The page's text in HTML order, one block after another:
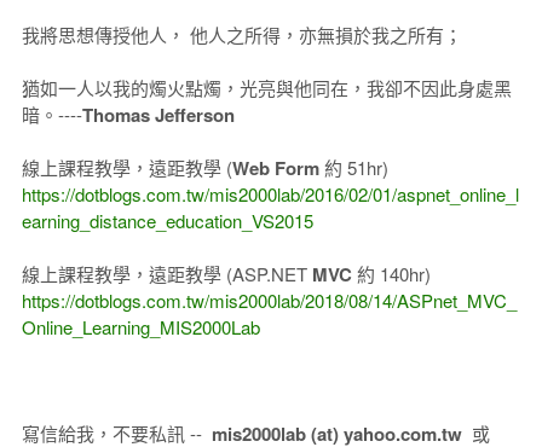
我將思想傳授他人， 他人之所得，亦無損於我之所有；
猶如一人以我的燭火點燭，光亮與他同在，我卻不因此身處黑
暗。----Thomas Jefferson
線上課程教學，遠距教學 (Web Form約 51hr)
https://dotblogs.com.tw/mis2000lab/2016/02/01/aspnet_online_l
earning_distance_education_VS2015
線上課程教學，遠距教學 (ASP.NET MVC 約 140hr)
https://dotblogs.com.tw/mis2000lab/2018/08/14/ASPnet_MVC_
Online_Learning_MIS2000Lab
寫信給我，不要私訊 -- mis2000lab (at) yahoo.com.tw或